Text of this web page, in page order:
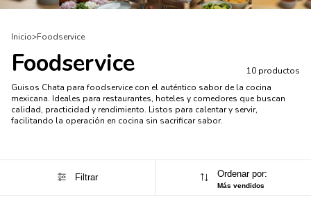
Inicio>Foodservice
Foodservice
10 productos
Guisos Chata para foodservice con el auténtico sabor de la cocina
mexicana. Ideales para restaurantes, hoteles y comedores que buscan
calidad, practicidad y rendimiento. Listos para calentar y servir,
facilitando la operación en cocina sin sacrificar sabor.
Filtrar Ordenar por:
Más vendidos